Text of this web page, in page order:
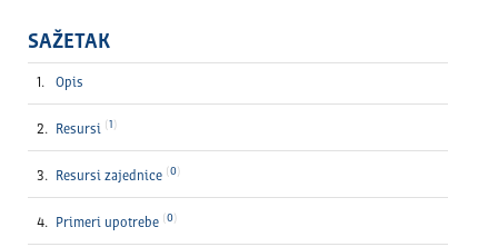
SAŽETAK
Opis
Resursi 1
Resursi zajednice 0
Primeri upotrebe 0